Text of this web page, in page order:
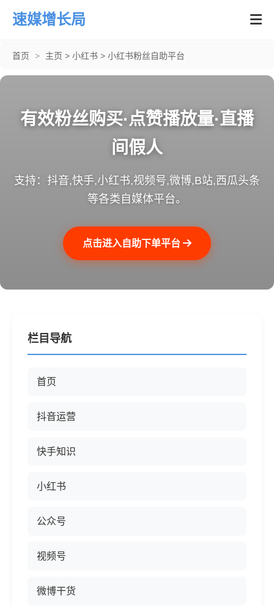
速媒增长局
首页 > 主页 > 小红书 > 小红书粉丝自助平台
有效粉丝购买·点赞播放量·直播
间假人
支持：抖音,快手,小红书,视频号,微博,B站,西瓜头条
等各类自媒体平台。
点击进入自助下单平台
栏目导航
首页
抖音运营
快手知识
小红书
公众号
视频号
微博干货